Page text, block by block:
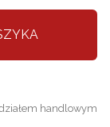
handlowym